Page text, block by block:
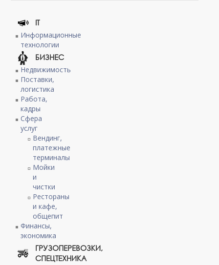
IT
Информационные
технологии
БИЗНЕС
Недвижимость
Поставки,
логистика
Работа,
кадры
Сфера
услуг
Вендинг,
платежные
терминалы
Мойки
и
чистки
Рестораны
и кафе,
общепит
Финансы,
экономика
ГРУЗОПЕРЕВОЗКИ,
СПЕЦТЕХНИКА